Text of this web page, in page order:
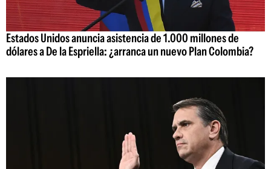
Estados Unidos anuncia asistencia de 1.000 millones de
dólares a De la Espriella: ¿arranca un nuevo Plan Colombia?